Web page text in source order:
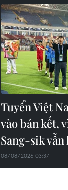
Tuyển Việt
vào bán kết,
Sang-sik vẫn
08/08/2026 03:37